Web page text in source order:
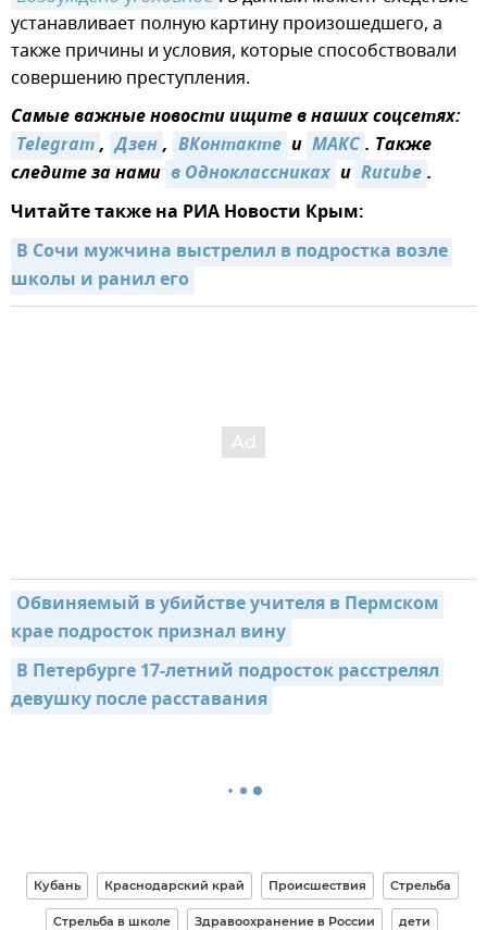
устанавливает полную картину произошедшего, а
также причины и условия, которые способствовали
совершению преступления.
Самые важные новости ищите в наших соцсетях:
Telegram, Дзен, ВКонтакте и МАКС. Также
следите за нами в Одноклассниках и Rutube.
Читайте также на РИА Новости Крым:
В Сочи мужчина выстрелил в подростка возле
школы и ранил его
Обвиняемый в убийстве учителя в Пермском
крае подросток признал вину
В Петербурге 17-летний подросток расстрелял
девушку после расставания
Кубань Краснодарский край Происшествия Стрельба
Стрельба в школе Здравоохранение в России дети